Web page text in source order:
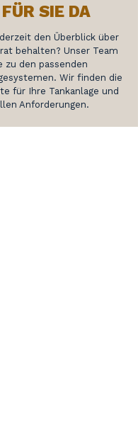
FÜR SIE DA
den Überblick über
behalten? Unser Team
zu den passenden
Wir finden die
für Ihre Tankanlage und
Anforderungen.